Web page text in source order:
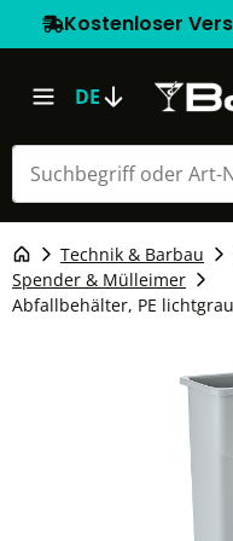
Kostenloser
DE
Technik & Barbau
Spender & Mülleimer
Abfallbehälter, PE